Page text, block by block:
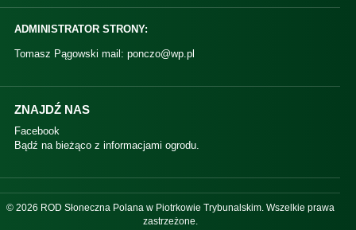
ADMINISTRATOR STRONY:
Tomasz Pągowski mail: ponczo@wp.pl
ZNAJDŹ NAS
Facebook
Bądź na bieżąco z informacjami ogrodu.
© 2026 ROD Słoneczna Polana w Piotrkowie Trybunalskim. Wszelkie prawa
zastrzeżone.